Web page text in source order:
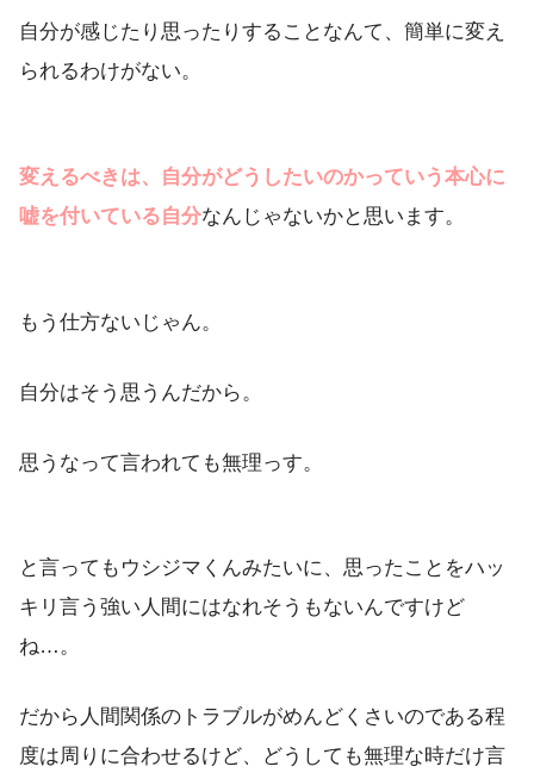
自分が感じたり思ったりすることなんて、簡単に変え
られるわけがない。
変えるべきは、自分がどうしたいのかっていう本心に
嘘を付いている自分なんじゃないかと思います。
もう仕方ないじゃん。
自分はそう思うんだから。
思うなって言われても無理っす。
と言ってもウシジマくんみたいに、思ったことをハッ
キリ言う強い人間にはなれそうもないんですけど
ね…。
だから人間関係のトラブルがめんどくさいのである程
度は周りに合わせるけど、どうしても無理な時だけ言